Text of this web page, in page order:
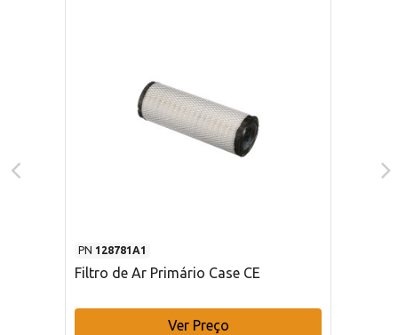
PN 128781A1
Filtro de Ar Primário Case CE
Ver Preço